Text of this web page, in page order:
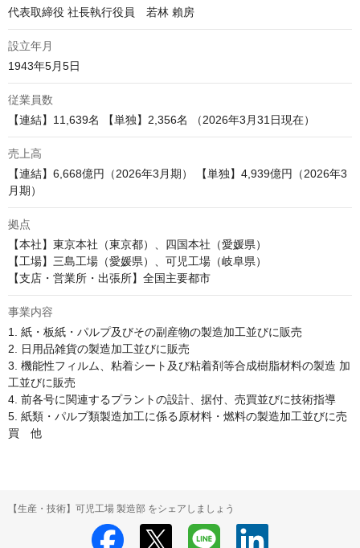
代表取締役 社長執行役員　若林 賴房
設立年月
1943年5月5日
従業員数
【連結】11,639名 【単独】2,356名 （2026年3月31日現在）
売上高
【連結】6,668億円（2026年3月期） 【単独】4,939億円（2026年3
月期）
拠点
【本社】東京本社（東京都）、四国本社（愛媛県）
【工場】三島工場（愛媛県）、可児工場（岐阜県）
【支店・営業所・出張所】全国主要都市
事業内容
1. 紙・板紙・パルプ及びその副産物の製造加工並びに販売
2. 日用品雑貨の製造加工並びに販売
3. 機能性フィルム、粘着シート及び粘着剤等合成樹脂材料の製造 加
工並びに販売
4. 前各号に関連するプラントの設計、据付、売買並びに技術指導
5. 紙類・パルプ類製造加工に係る原材料・燃料の製造加工並びに売
買　他
【生産・技術】可児工場 製造部 をシェアしましょう